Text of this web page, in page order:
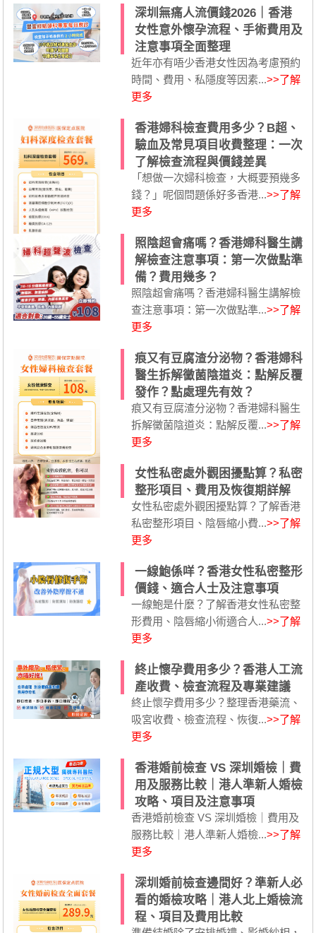
深圳無痛人流價錢2026｜香港
女性意外懷孕流程、手術費用及
注意事項全面整理
近年亦有唔少香港女性因為考慮預約
時間、費用、私隱度等因素...>>了解
更多
香港婦科檢查費用多少？B超、
驗血及常見項目收費整理：一次
了解檢查流程與價錢差異
「想做一次婦科檢查，大概要預幾多
錢？」呢個問題係好多香港...>>了解
更多
照陰超會痛嗎？香港婦科醫生講
解檢查注意事項：第一次做點準
備？費用幾多？
照陰超會痛嗎？香港婦科醫生講解檢
查注意事項：第一次做點準...>>了解
更多
痕又有豆腐渣分泌物？香港婦科
醫生拆解黴菌陰道炎：點解反覆
發作？點處理先有效？
痕又有豆腐渣分泌物？香港婦科醫生
拆解黴菌陰道炎：點解反覆...>>了解
更多
女性私密處外觀困擾點算？私密
整形項目、費用及恢復期詳解
女性私密處外觀困擾點算？了解香港
私密整形項目、陰唇縮小費...>>了解
更多
一線鮑係咩？香港女性私密整形
價錢、適合人士及注意事項
一線鮑是什麼？了解香港女性私密整
形費用、陰唇縮小術適合人...>>了解
更多
終止懷孕費用多少？香港人工流
產收費、檢查流程及專業建議
終止懷孕費用多少？整理香港藥流、
吸宮收費、檢查流程、恢復...>>了解
更多
香港婚前檢查 VS 深圳婚檢｜費
用及服務比較｜港人準新人婚檢
攻略、項目及注意事項
香港婚前檢查 VS 深圳婚檢｜費用及
服務比較｜港人準新人婚檢...>>了解
更多
深圳婚前檢查邊間好？準新人必
看的婚檢攻略｜港人北上婚檢流
程、項目及費用比較